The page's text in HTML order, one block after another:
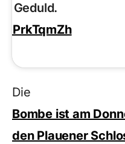
Geduld.
Die
Bombe ist am
den Plauener